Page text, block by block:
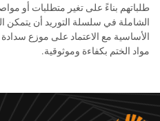
طلباتهم بناءً على تغير متطلبات أو
الشاملة في سلسلة التوريد أن يتمكن
الأساسية مع الاعتماد على موزع سدادة
مواد الختم بكفاءة وموثوقية.